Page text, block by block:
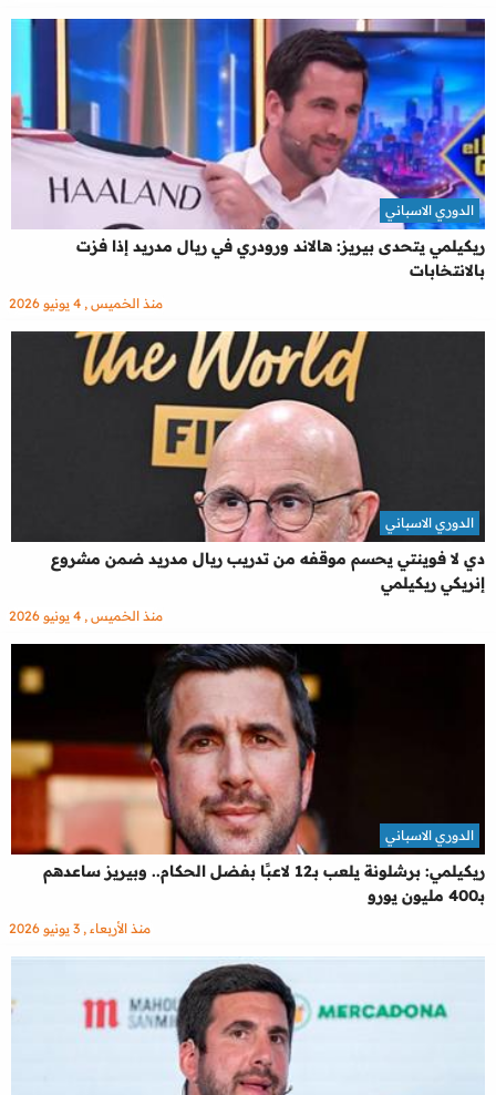
ريكيلمي يتحدى بيريز: هالاند ورودري في ريال مدريد إذا فزت
بالانتخابات
الدوري الاسباني
منذ الخميس , 4 يونيو 2026
دي لا فوينتي يحسم موقفه من تدريب ريال مدريد ضمن مشروع
إنريكي ريكيلمي
الدوري الاسباني
منذ الخميس , 4 يونيو 2026
ريكيلمي: برشلونة يلعب بـ12 لاعبًا بفضل الحكام.. وبيريز ساعدهم
بـ400 مليون يورو
الدوري الاسباني
منذ الأربعاء , 3 يونيو 2026